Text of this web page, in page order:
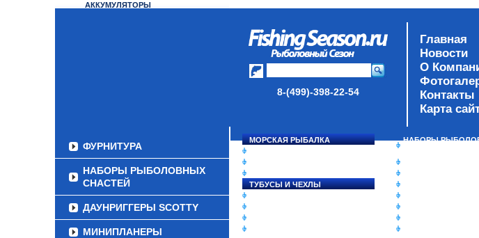
АККУМУЛЯТОРЫ
ФУРНИТУРА
НАБОРЫ РЫБОЛОВНЫХ
СНАСТЕЙ
ДАУНРИГГЕРЫ SCOTTY
МИНИПЛАНЕРЫ
8-(499)-398-22-54
Главная
Новости
О
Контакты
Карта
МОРСКАЯ РЫБАЛКА
ТУБУСЫ И ЧЕХЛЫ
НАБОРЫ